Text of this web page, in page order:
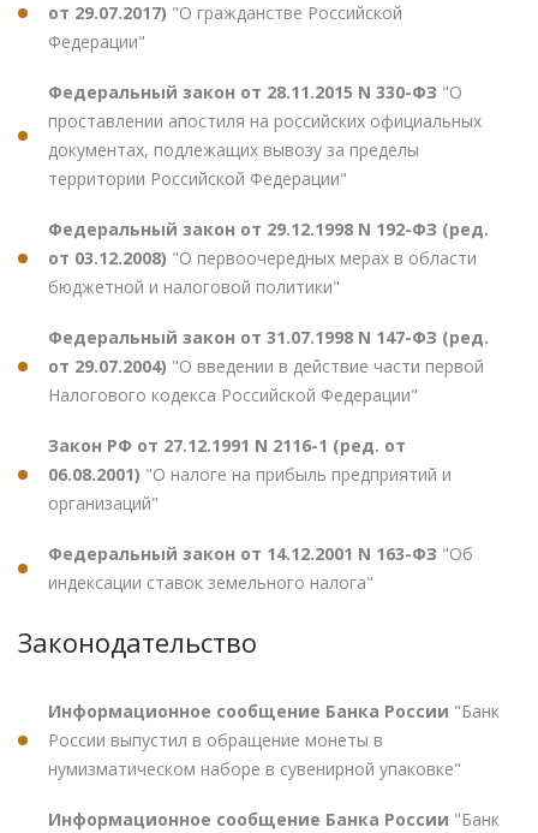
от 29.07.2017) "О гражданстве Российской
Федерации"
Федеральный закон от 28.11.2015 N 330-ФЗ "О
проставлении апостиля на российских официальных
документах, подлежащих вывозу за пределы
территории Российской Федерации"
Федеральный закон от 29.12.1998 N 192-ФЗ (ред.
от 03.12.2008) "О первоочередных мерах в области
бюджетной и налоговой политики"
Федеральный закон от 31.07.1998 N 147-ФЗ (ред.
от 29.07.2004) "О введении в действие части первой
Налогового кодекса Российской Федерации"
Закон РФ от 27.12.1991 N 2116-1 (ред. от
06.08.2001) "О налоге на прибыль предприятий и
организаций"
Федеральный закон от 14.12.2001 N 163-ФЗ "Об
индексации ставок земельного налога"
Законодательство
Информационное сообщение Банка России "Банк
России выпустил в обращение монеты в
нумизматическом наборе в сувенирной упаковке"
Информационное сообщение Банка России "Банк